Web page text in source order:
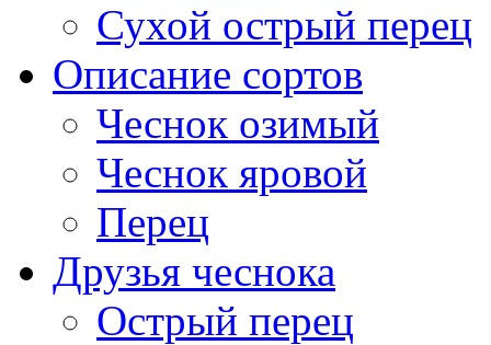
Сухой острый перец
Описание сортов
Чеснок озимый
Чеснок яровой
Перец
Друзья чеснока
Острый перец